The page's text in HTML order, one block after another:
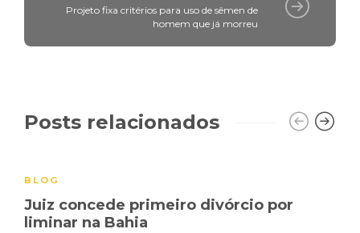
Projeto fixa critérios para uso de sêmen de
homem que já morreu
Posts relacionados
BLOG
Juiz concede primeiro divórcio por
liminar na Bahia